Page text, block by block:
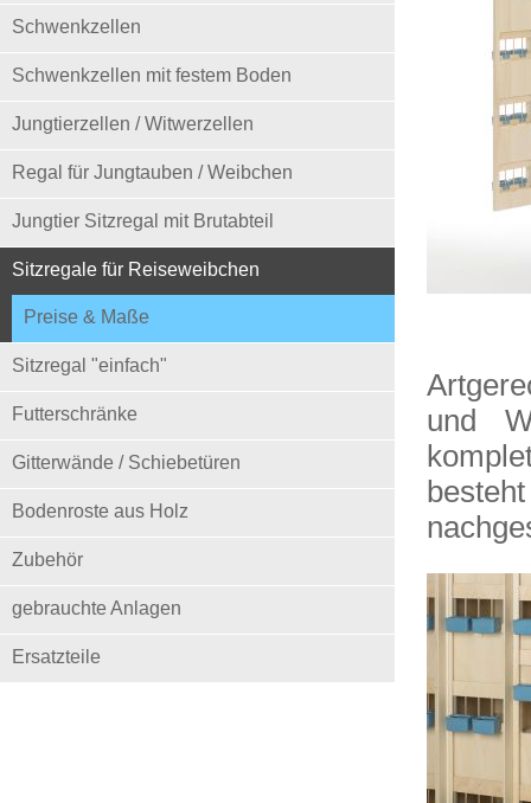
und
Schwenkzellen
Schwenkzellen mit festem Boden
Jungtierzellen / Witwerzellen
Regal für Jungtauben / Weibchen
Jungtier Sitzregal mit Brutabteil
Sitzregale für Reiseweibchen
Preise & Maße
Sitzregal "einfach"
Futterschränke
Gitterwände / Schiebetüren
Bodenroste aus Holz
Zubehör
gebrauchte Anlagen
Ersatzteile